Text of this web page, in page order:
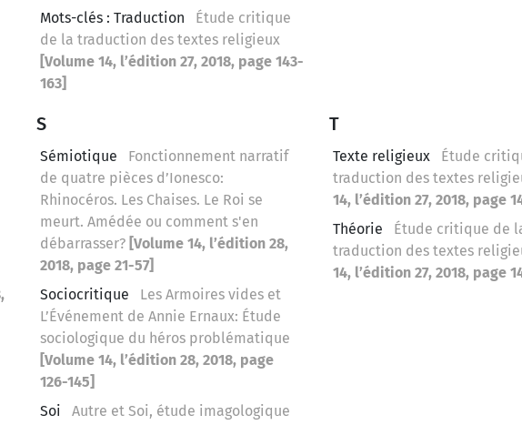
Mots-clés : Traduction
Étude critique
de la traduction des textes religieux
[Volume 14, l’édition 27, 2018, page 143-
163]
S
Sémiotique
Fonctionnement narratif
de quatre pièces d’Ionesco:
Rhinocéros. Les Chaises. Le Roi se
meurt. Amédée ou comment s'en
débarrasser? [Volume 14, l’édition 28,
2018, page 21-57]
Sociocritique
Les Armoires vides et
L’Événement de Annie Ernaux: Étude
sociologique du héros problématique
[Volume 14, l’édition 28, 2018, page
126-145]
Soi
Autre et Soi, étude imagologique
T
Texte religieux
Étude
traduction des textes
14, l’édition 27, 2018, page
Théorie
Étude critique de
traduction des textes
14, l’édition 27, 2018, page